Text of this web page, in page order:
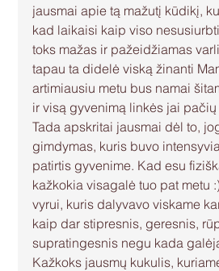
jausmai apie tą mažutį kūdikį,
kad laikaisi kaip viso
toks mažas ir pažeidžiamas
tapau ta didelė viską žinanti
artimiausiu metu bus namai
ir visą gyvenimą linkės jai
Tada apskritai jausmai dėl to,
gimdymas, kuris buvo
patirtis gyvenime. Kad esu
kažkokia visagalė tuo pat metu
vyrui, kuris dalyvavo viskame
kaip dar stipresnis, geresnis,
supratingesnis negu kada
Kažkoks jausmų kukulis,